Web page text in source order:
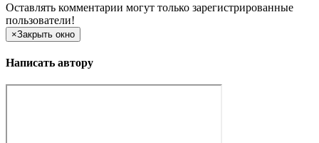
Оставлять комментарии могут только зарегистрированные
пользователи!
×Закрыть окно
Написать автору